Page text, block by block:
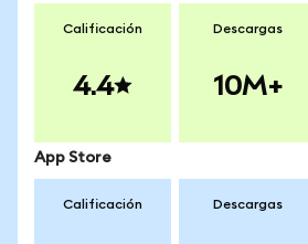
Calificación
4.4
Descargas
10M+
App Store
Calificación Descargas